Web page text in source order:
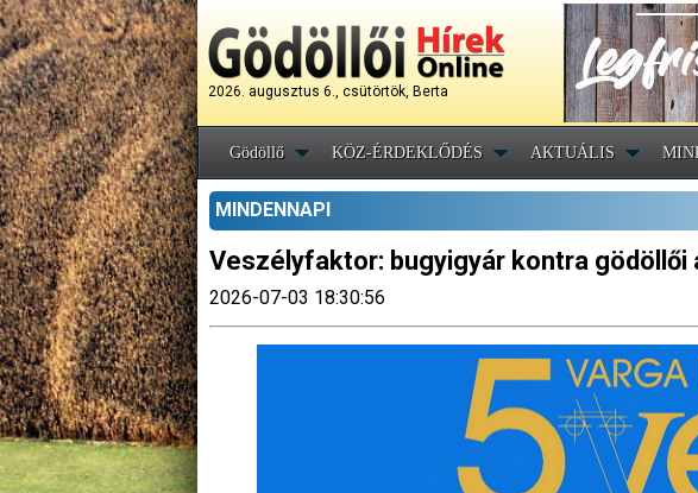
2026. augusztus 6., csütörtök, Berta
Gödöllő KÖZ-ÉRDEKLŐDÉS AKTUÁLIS
MINDENNAPI
Veszélyfaktor: bugyigyár kontra
2026-07-03 18:30:56